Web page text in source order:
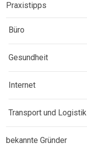
Praxistipps
Büro
Gesundheit
Internet
Transport und Logistik
bekannte Gründer